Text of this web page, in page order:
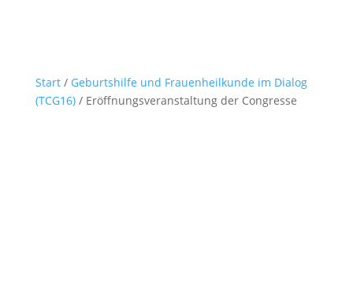
Start/ Geburtshilfe und Frauenheilkunde im Dialog
(TCG16)/ Eröffnungsveranstaltung der Congresse